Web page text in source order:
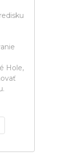
Hole,